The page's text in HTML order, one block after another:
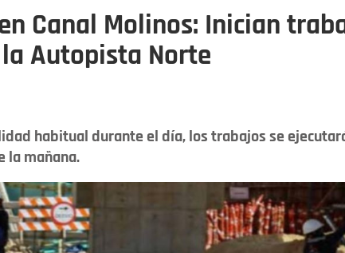
Canal Molinos: Inician
Autopista Norte
habitual durante el día, los trabajos se
la mañana.